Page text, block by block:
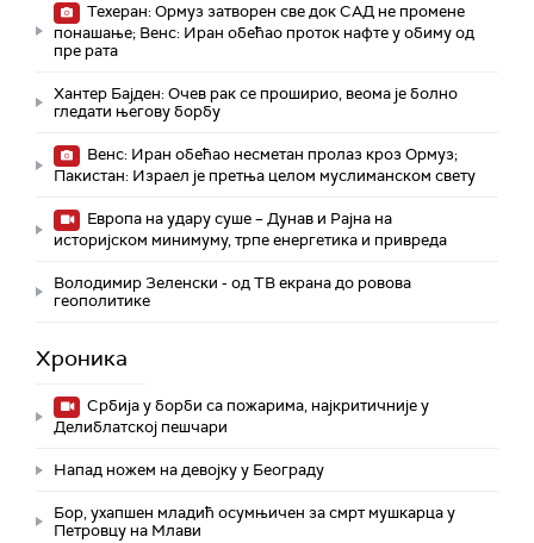
Техеран: Ормуз затворен све док САД не промене
понашање; Венс: Иран обећао проток нафте у обиму од
пре рата
Хантер Бајден: Очев рак се проширио, веома је болно
гледати његову борбу
Венс: Иран обећао несметан пролаз кроз Ормуз;
Пакистан: Израел је претња целом муслиманском свету
Европа на удару суше – Дунав и Рајна на
историјском минимуму, трпе енергетика и привреда
Володимир Зеленски - од ТВ екрана до ровова
геополитике
Хроника
Србија у борби са пожарима, најкритичније у
Делиблатској пешчари
Напад ножем на девојку у Београду
Бор, ухапшен младић осумњичен за смрт мушкарца у
Петровцу на Млави